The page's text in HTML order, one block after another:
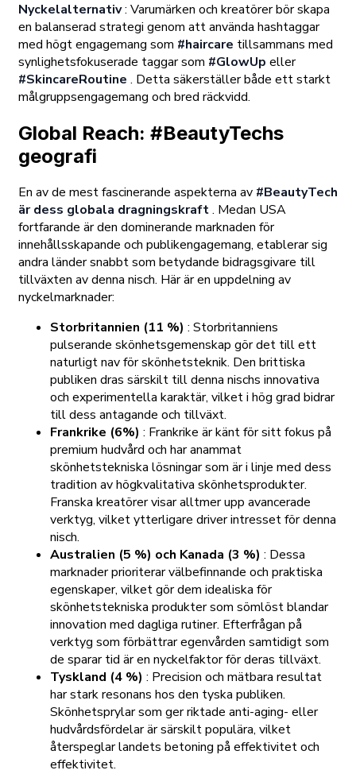
Nyckelalternativ: Varumärken och kreatörer bör skapa
en balanserad strategi genom att använda hashtaggar
med högt engagemang som #haircare tillsammans med
synlighetsfokuserade taggar som #GlowUp eller
#SkincareRoutine . Detta säkerställer både ett starkt
målgruppsengagemang och bred räckvidd.
Global Reach: #BeautyTechs
geografi
En av de mest fascinerande aspekterna av #BeautyTech
är dess globala dragningskraft. Medan USA
fortfarande är den dominerande marknaden för
innehållsskapande och publikengagemang, etablerar sig
andra länder snabbt som betydande bidragsgivare till
tillväxten av denna nisch. Här är en uppdelning av
nyckelmarknader:
Storbritannien (11 %) : Storbritanniens
pulserande skönhetsgemenskap gör det till ett
naturligt nav för skönhetsteknik. Den brittiska
publiken dras särskilt till denna nischs innovativa
och experimentella karaktär, vilket i hög grad bidrar
till dess antagande och tillväxt.
Frankrike (6%) : Frankrike är känt för sitt fokus på
premium hudvård och har anammat
skönhetstekniska lösningar som är i linje med dess
tradition av högkvalitativa skönhetsprodukter.
Franska kreatörer visar alltmer upp avancerade
verktyg, vilket ytterligare driver intresset för denna
nisch.
Australien (5 %) och Kanada (3 %) : Dessa
marknader prioriterar välbefinnande och praktiska
egenskaper, vilket gör dem idealiska för
skönhetstekniska produkter som sömlöst blandar
innovation med dagliga rutiner. Efterfrågan på
verktyg som förbättrar egenvården samtidigt som
de sparar tid är en nyckelfaktor för deras tillväxt.
Tyskland (4 %) : Precision och mätbara resultat
har stark resonans hos den tyska publiken.
Skönhetsprylar som ger riktade anti-aging- eller
hudvårdsfördelar är särskilt populära, vilket
återspeglar landets betoning på effektivitet och
effektivitet.